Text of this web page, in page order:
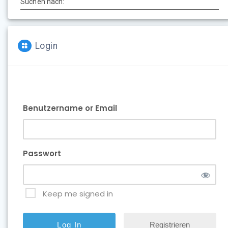
Login
Benutzername or Email
Passwort
Keep me signed in
Registrieren